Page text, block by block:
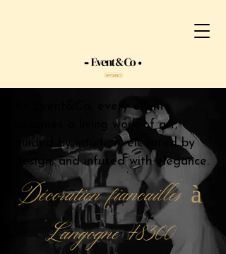
At Event&Co, every event
becomes a living work of art,
guided by intuition, elevated by
design, and infused with elegance.
Décoration fiancailles à
Langogne 48300